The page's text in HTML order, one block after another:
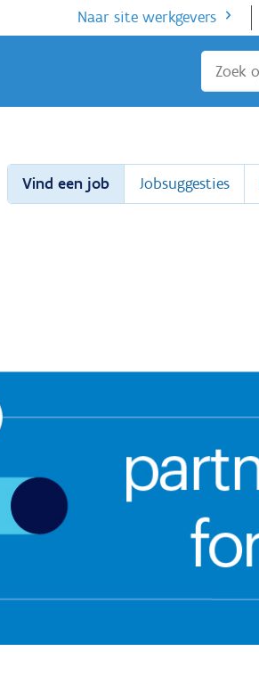
Naar site werkgevers
Sluiten
Vind een job Jobsuggesties